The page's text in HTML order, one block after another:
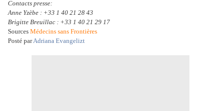
Contacts presse:
Anne Yzèbe : +33 1 40 21 28 43
Brigitte Breuillac : +33 1 40 21 29 17
Sources Médecins sans Frontières
Posté parAdriana Evangelizt